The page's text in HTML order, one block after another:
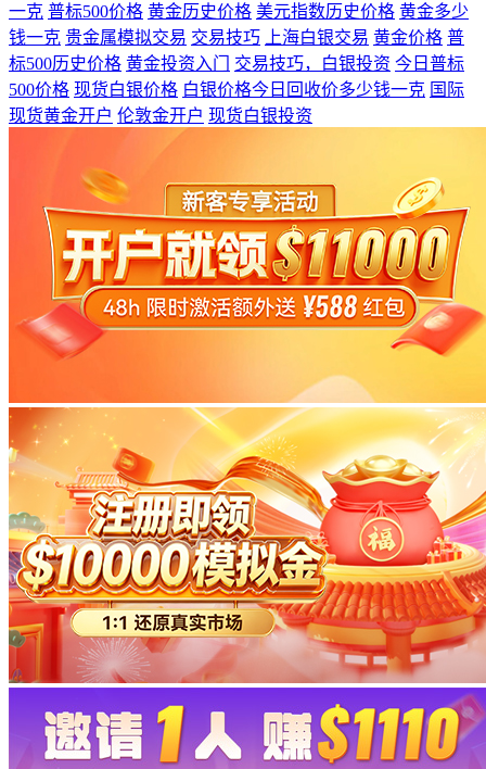
一克 普标500价格 黄金历史价格 美元指数历史价格 黄金多少
钱一克 贵金属模拟交易 交易技巧 上海白银交易 黄金价格 普
标500历史价格 黄金投资入门 交易技巧，白银投资 今日普标
500价格 现货白银价格 白银价格今日回收价多少钱一克 国际
现货黄金开户 伦敦金开户 现货白银投资